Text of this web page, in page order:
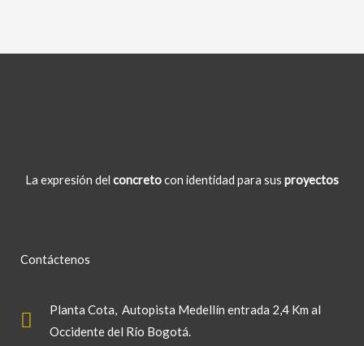
La expresión del concretocon identidad para sus proyectos
Contáctenos
Planta Cota, Autopista Medellín entrada 2,4 Km al
Occidente del Río Bogotá.